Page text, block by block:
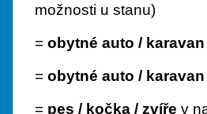
možnosti u stanu)
= obytné auto /
= obytné auto / karavan
= pes / kočka / zvíře v